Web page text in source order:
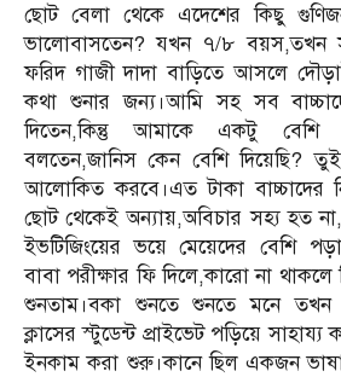
ছোট বেলা থেকে এদেশের কিছু
ভালোবাসতেন? যখন ৭/৮ বয়স,তখন
ফরিদ গাজী দাদা বাড়িতে আসলে
কথা শুনার জন্য।আমি সহ সব
দিতেন,কিন্তু আমাকে একটু বেশি
বলতেন,জানিস কেন বেশি দিয়েছি?
আলোকিত করবে।এত টাকা বাচ্চাদের
ছোট থেকেই অন্যায়,অবিচার সহ্য হত
ইভটিজিংয়ের ভয়ে মেয়েদের বেশি
বাবা পরীক্ষার ফি দিলে,কারো না
শুনতাম।বকা শুনতে শুনতে মনে
ক্লাসের স্টুডেন্ট প্রাইভেট পড়িয়ে
ইনকাম করা শুরু।কানে ছিল একজন